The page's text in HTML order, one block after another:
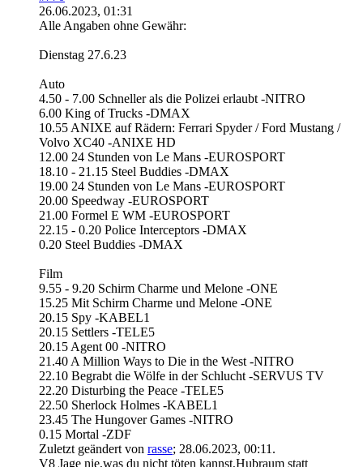
26.06.2023, 01:31
Alle Angaben ohne Gewähr:
Dienstag 27.6.23
Auto
4.50 - 7.00 Schneller als die Polizei erlaubt -NITRO
6.00 King of Trucks -DMAX
10.55 ANIXE auf Rädern: Ferrari Spyder / Ford Mustang /
Volvo XC40 -ANIXE HD
12.00 24 Stunden von Le Mans -EUROSPORT
18.10 - 21.15 Steel Buddies -DMAX
19.00 24 Stunden von Le Mans -EUROSPORT
20.00 Speedway -EUROSPORT
21.00 Formel E WM -EUROSPORT
22.15 - 0.20 Police Interceptors -DMAX
0.20 Steel Buddies -DMAX
Film
9.55 - 9.20 Schirm Charme und Melone -ONE
15.25 Mit Schirm Charme und Melone -ONE
20.15 Spy -KABEL1
20.15 Settlers -TELE5
20.15 Agent 00 -NITRO
21.40 A Million Ways to Die in the West -NITRO
22.10 Begrabt die Wölfe in der Schlucht -SERVUS TV
22.20 Disturbing the Peace -TELE5
22.50 Sherlock Holmes -KABEL1
23.45 The Hungover Games -NITRO
0.15 Mortal -ZDF
Zuletzt geändert von rasse; 28.06.2023, 00:11 .
V8 Jage nie,was du nicht töten kannst,Hubraum statt